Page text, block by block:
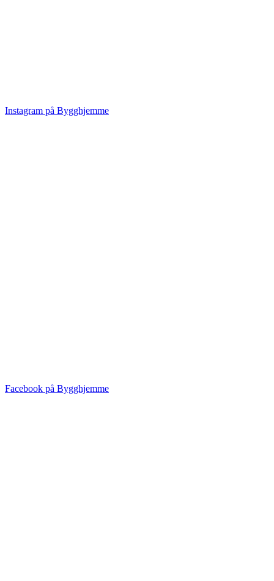
Instagram på Bygghjemme
Facebook på Bygghjemme